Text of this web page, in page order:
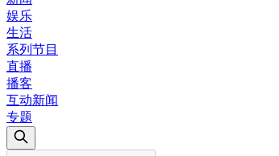
娱乐
生活
系列节目
直播
播客
互动新闻
专题